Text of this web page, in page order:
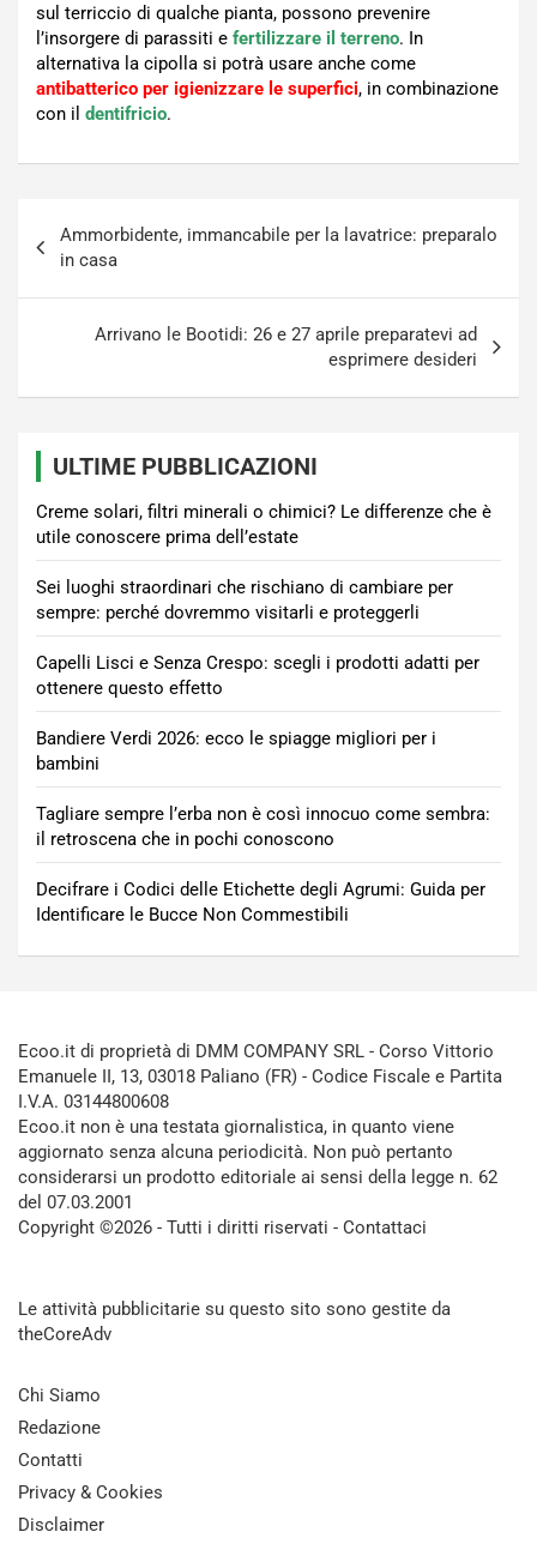
sul terriccio di qualche pianta, possono prevenire
l’insorgere di parassiti e fertilizzare il terreno. In
alternativa la cipolla si potrà usare anche come
antibatterico per igienizzare le superfici, in combinazione
con il dentifricio.
articoli
Ammorbidente, immancabile per la lavatrice: preparalo
in casa
Arrivano le Bootidi: 26 e 27 aprile preparatevi ad
esprimere desideri
ULTIME PUBBLICAZIONI
Creme solari, filtri minerali o chimici? Le differenze che è
utile conoscere prima dell’estate
Sei luoghi straordinari che rischiano di cambiare per
sempre: perché dovremmo visitarli e proteggerli
Capelli Lisci e Senza Crespo: scegli i prodotti adatti per
ottenere questo effetto
Bandiere Verdi 2026: ecco le spiagge migliori per i
bambini
Tagliare sempre l’erba non è così innocuo come sembra:
il retroscena che in pochi conoscono
Decifrare i Codici delle Etichette degli Agrumi: Guida per
Identificare le Bucce Non Commestibili
Ecoo.it di proprietà di DMM COMPANY SRL - Corso Vittorio
Emanuele II, 13, 03018 Paliano (FR) - Codice Fiscale e Partita
I.V.A. 03144800608
Ecoo.it non è una testata giornalistica, in quanto viene
aggiornato senza alcuna periodicità. Non può pertanto
considerarsi un prodotto editoriale ai sensi della legge n. 62
del 07.03.2001
Copyright ©2026 - Tutti i diritti riservati - Contattaci
Le attività pubblicitarie su questo sito sono gestite da
theCoreAdv
Chi Siamo
Redazione
Contatti
Privacy & Cookies
Disclaimer